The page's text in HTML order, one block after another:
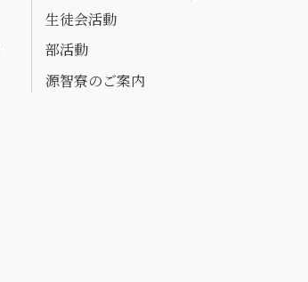
生徒会活動
部活動
源智寮のご案内